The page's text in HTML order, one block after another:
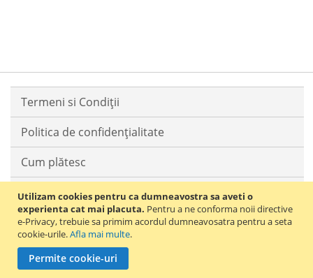
Utilizam cookies pentru ca dumneavostra sa aveti o
experienta cat mai placuta. Pentru a ne conforma noii directive
e-Privacy, trebuie sa primim acordul dumneavosatra pentru a seta
cookie-urile.Afla mai multe.
Permite cookie-uri
Termeni si Condiții
Politica de confidențialitate
Cum plătesc
Livrarea comenzilor
Returnarea produselor
Contact